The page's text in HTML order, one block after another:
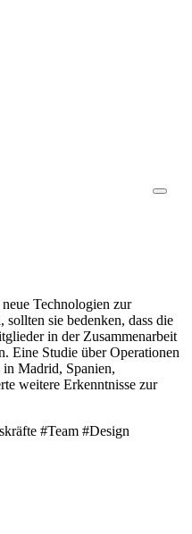
Technologien zur
sie bedenken, dass die
in der Zusammenarbeit
Eine Studie über Operationen
Madrid, Spanien,
weitere Erkenntnisse zur
#Team #Design